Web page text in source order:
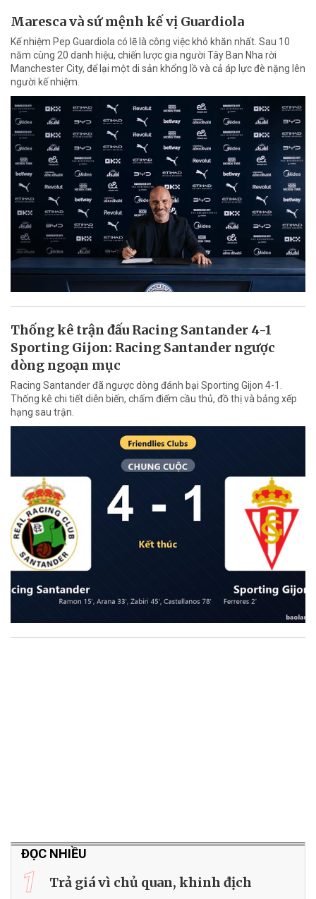
Maresca và sứ mệnh kế vị Guardiola
Kế nhiệm Pep Guardiola có lẽ là công việc khó khăn nhất. Sau 10
năm cùng 20 danh hiệu, chiến lược gia người Tây Ban Nha rời
Manchester City, để lại một di sản khổng lồ và cả áp lực đè nặng lên
người kế nhiệm.
Thống kê trận đấu Racing Santander 4-1
Sporting Gijon: Racing Santander ngược
dòng ngoạn mục
Racing Santander đã ngược dòng đánh bại Sporting Gijon 4-1.
Thống kê chi tiết diễn biến, chấm điểm cầu thủ, đồ thị và bảng xếp
hạng sau trận.
ĐỌC NHIỀU
1 Trả giá vì chủ quan, khinh địch